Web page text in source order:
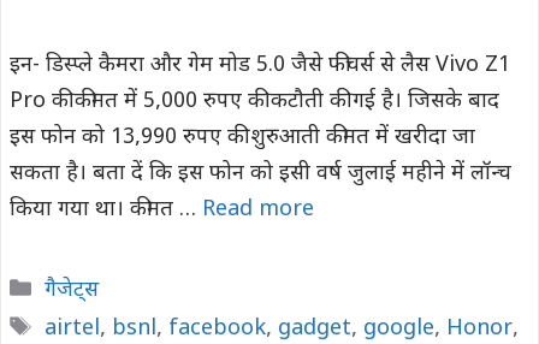
इन- डिस्प्ले कैमरा और गेम मोड 5.0 जैसे फीचर्स से लैस Vivo Z1
Pro की कीमत में 5,000 रुपए की कटौती की गई है। जिसके बाद
इस फोन को 13,990 रुपए की शुरुआती कीमत में खरीदा जा
सकता है। बता दें कि इस फोन को इसी वर्ष जुलाई महीने में लॉन्च
किया गया था। कीमत … Read more
Categories
गैजेट्स
Tags
airtel, bsnl, facebook, gadget, google, Honor,